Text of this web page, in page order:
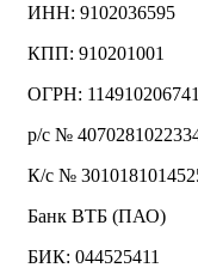
ИНН: 9102036595
КПП: 910201001
ОГРН:
р/с №
К/с №
Банк ВТБ (ПАО)
БИК: 044525411